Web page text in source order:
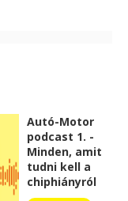
Autó-Motor
podcast 1. -
Minden, amit
tudni kell a
chiphiányról